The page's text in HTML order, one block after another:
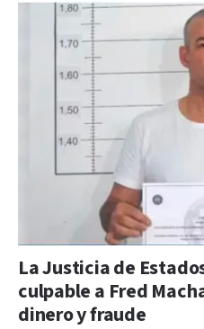
La Justicia de
culpable a Fred
dinero y fraude